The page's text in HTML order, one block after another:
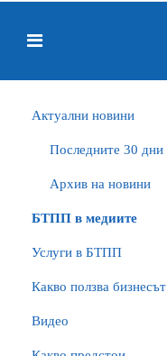
Актуални новини
Последните 30 дни
Архив на новини
БTПП в медиите
Услуги в БТПП
Какво ползва бизнесът
Видео